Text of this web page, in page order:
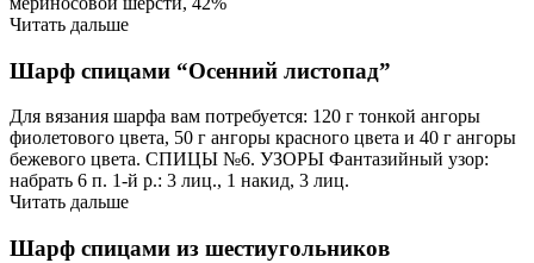
Читать дальше
Шарф спицами “Осенний листопад”
Для вязания шарфа вам потребуется: 120 г тонкой ангоры
фиолетового цвета, 50 г ангоры красного цвета и 40 г ангоры
бежевого цвета. СПИЦЫ №6. УЗОРЫ Фантазийный узор:
набрать 6 п. 1-й р.: 3 лиц., 1 накид, 3 лиц.
Читать дальше
Шарф спицами из шестиугольников